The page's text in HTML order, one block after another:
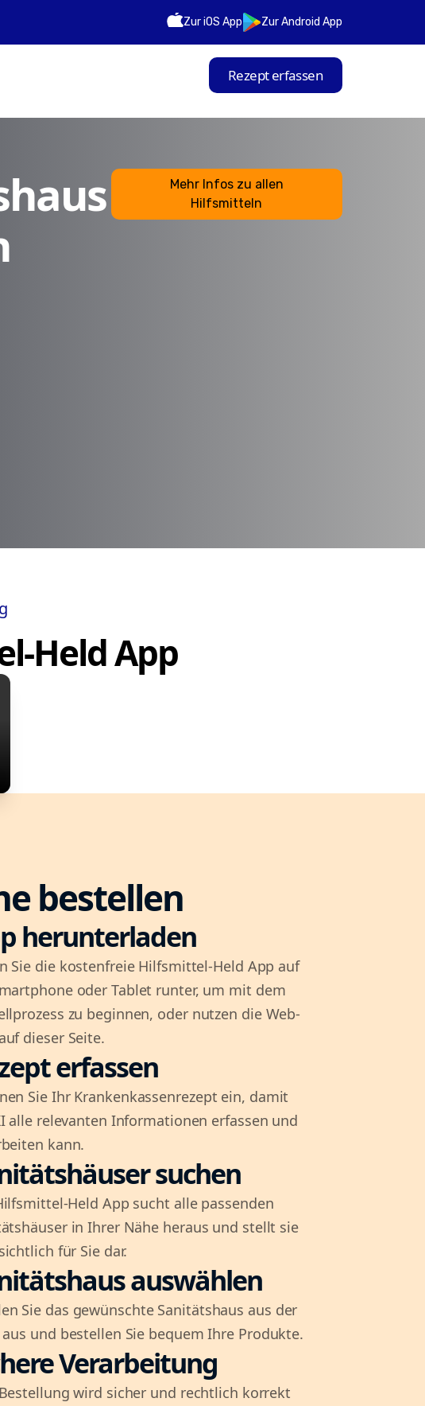
Zur iOS App Zur Android App
Rezept erfassen
Mehr Infos zu allen
Hilfsmitteln
Held App
bestellen
herunterladen
Sie die kostenfreie Hilfsmittel-Held App auf
oder Tablet runter, um mit dem
zu beginnen, oder nutzen die Web-
dieser Seite.
erfassen
Sie Ihr Krankenkassenrezept ein, damit
alle relevanten Informationen erfassen und
kann.
suchen
Held App sucht alle passenden
in Ihrer Nähe heraus und stellt sie
für Sie dar.
auswählen
Sie das gewünschte Sanitätshaus aus der
und bestellen Sie bequem Ihre Produkte.
Verarbeitung
wird sicher und rechtlich korrekt